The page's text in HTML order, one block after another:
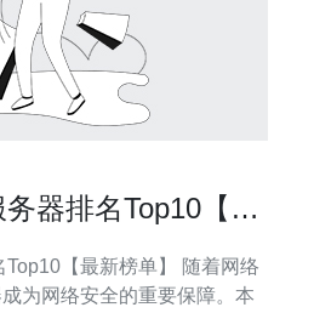
器排名Top10【最
【最新榜单】 随着网络
为网络安全的重要保障。本